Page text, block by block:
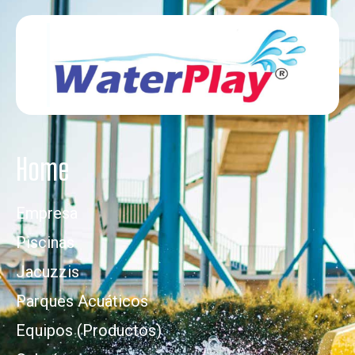
Home
Empresa
Piscinas
Jacuzzis
Parques Acuáticos
Equipos (Productos)